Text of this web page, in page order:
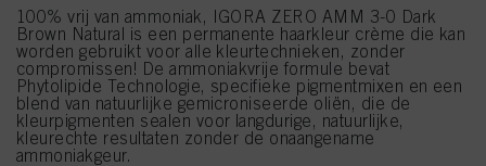
100% vrij van ammoniak, IGORA ZERO AMM 3-0 Dark
Brown Natural is een permanente haarkleur crème die kan
worden gebruikt voor alle kleurtechnieken, zonder
compromissen! De ammoniakvrije formule bevat
Phytolipide Technologie, specifieke pigmentmixen en een
blend van natuurlijke gemicroniseerde oliën, die de
kleurpigmenten sealen voor langdurige, natuurlijke,
kleurechte resultaten zonder de onaangename
ammoniakgeur.